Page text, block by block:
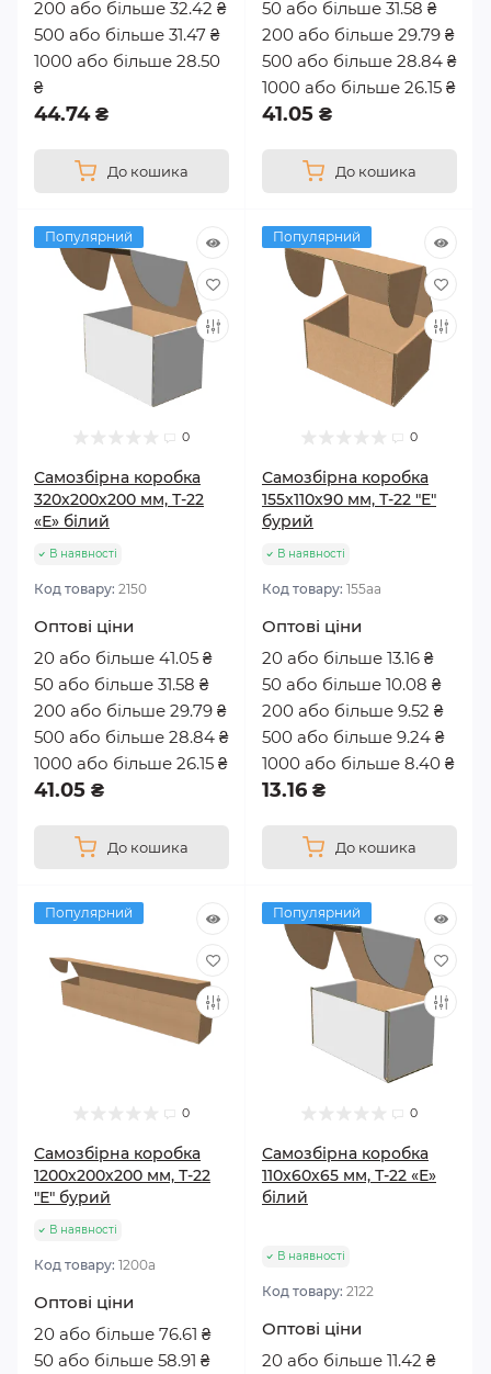
200 або більше 32.42 ₴
500 або більше 31.47 ₴
1000 або більше 28.50
₴
44.74 ₴
До кошика
50 або більше 31.58 ₴
200 або більше 29.79 ₴
500 або більше 28.84 ₴
1000 або більше 26.15 ₴
41.05 ₴
До кошика
Популярний
0
Самозбірна коробка
320х200х200 мм, Т-22
«Е» білий
В наявності
Код товару: 2150
Оптові ціни
20 або більше 41.05 ₴
50 або більше 31.58 ₴
200 або більше 29.79 ₴
500 або більше 28.84 ₴
1000 або більше 26.15 ₴
41.05 ₴
До кошика
Популярний
0
Самозбірна коробка
155х110х90 мм, Т-22 "Е"
бурий
В наявності
Код товару: 155аа
Оптові ціни
20 або більше 13.16 ₴
50 або більше 10.08 ₴
200 або більше 9.52 ₴
500 або більше 9.24 ₴
1000 або більше 8.40 ₴
13.16 ₴
До кошика
Популярний
0
Самозбірна коробка
1200х200х200 мм, Т-22
"Е" бурий
В наявності
Код товару: 1200а
Оптові ціни
20 або більше 76.61 ₴
50 або більше 58.91 ₴
Популярний
0
Самозбірна коробка
110х60х65 мм, Т-22 «Е»
білий
В наявності
Код товару: 2122
Оптові ціни
20 або більше 11.42 ₴